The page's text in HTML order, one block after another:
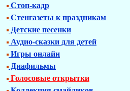
Стоп-кадр
Стенгазеты к праздникам
Детские песенки
Аудио-сказки для детей
Игры онлайн
Диафильмы
Голосовые открытки